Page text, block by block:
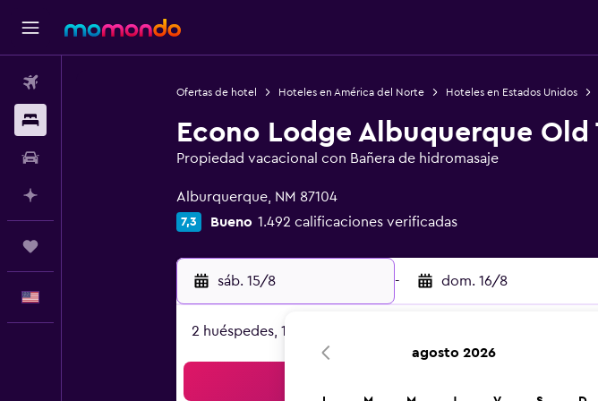
Ofertas de hotel Hoteles en América del Norte Hoteles en Estados Unidos
Econo Lodge Albuquerque Old
Propiedad vacacional con Bañera de hidromasaje
Alburquerque, NM 87104
7,3 Bueno 1.492 calificaciones verificadas
sáb. 15/8 - dom. 16/8
2 huéspedes, 1 habitación
agosto 2026